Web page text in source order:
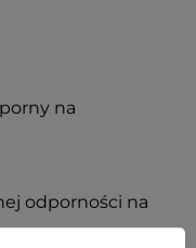
na
odporności na